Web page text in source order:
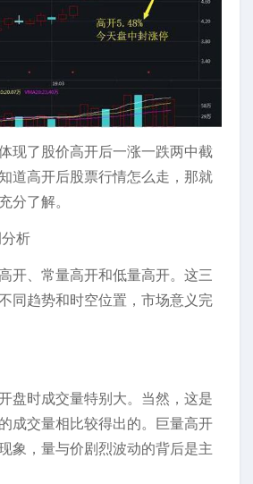
现了股价高开后一涨一跌两中截
道高开后股票行情怎么走，那就
分了解。
析
开、常量高开和低量高开。这三
同趋势和时空位置，市场意义完
盘时成交量特别大。当然，这是
成交量相比较得出的。巨量高开
象，量与价剧烈波动的背后是主